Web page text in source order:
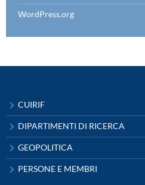
WordPress.org
CUIRIF
DIPARTIMENTI DI RICERCA
GEOPOLITICA
PERSONE E MEMBRI